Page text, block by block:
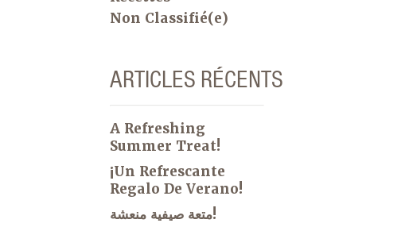
Non Classifié(e)
ARTICLES RÉCENTS
A Refreshing
Summer Treat!
¡Un Refrescante
Regalo De Verano!
متعة صيفية منعشة!